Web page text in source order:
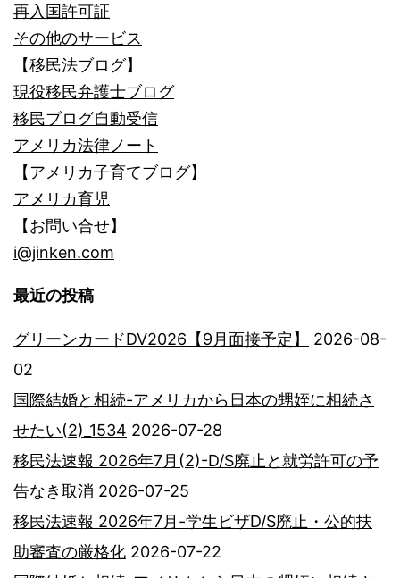
再入国許可証
その他のサービス
【移民法ブログ】
現役移民弁護士ブログ
移民ブログ自動受信
アメリカ法律ノート
【アメリカ子育てブログ】
アメリカ育児
【お問い合せ】
i@jinken.com
最近の投稿
グリーンカードDV2026【9月面接予定】
2026-08-
02
国際結婚と相続-アメリカから日本の甥姪に相続さ
せたい(2)_1534 2026-07-28
移民法速報 2026年7月(2)-D/S廃止と就労許可の予
告なき取消 2026-07-25
移民法速報 2026年7月-学生ビザD/S廃止・公的扶
助審査の厳格化 2026-07-22